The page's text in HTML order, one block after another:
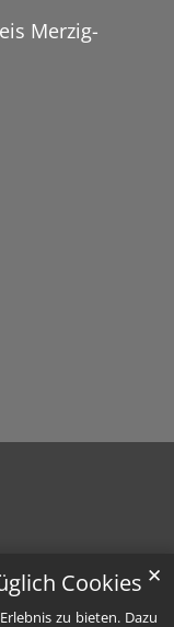
Cookies
zu bieten. Dazu
✕
Merzig-